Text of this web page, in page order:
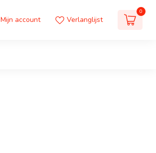
Mijn account Verlanglijst
0